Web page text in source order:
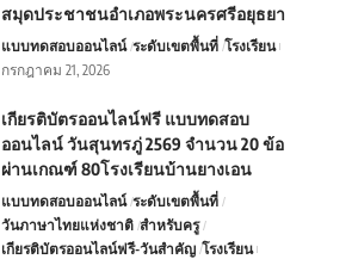
สมุดประชาชนอำเภอพระนครศรีอยุธยา
แบบทดสอบออนไลน์ ระดับเขตพื้นที่ โรงเรียน
กรกฎาคม 21, 2026
เกียรติบัตรออนไลน์ฟรี แบบทดสอบ
ออนไลน์ วันสุนทรภู่ 2569 จำนวน 20 ข้อ
ผ่านเกณฑ์ 80โรงเรียนบ้านยางเอน
แบบทดสอบออนไลน์ ระดับเขตพื้นที่
วันภาษาไทยแห่งชาติ สำหรับครู
เกียรติบัตรออนไลน์ฟรี-วันสำคัญ โรงเรียน